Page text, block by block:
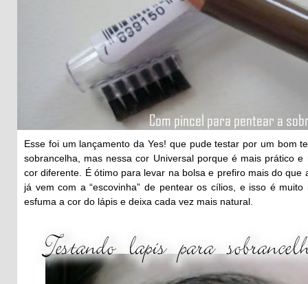
Esse foi um lançamento da Yes! que pude testar por um bom
sobrancelha, mas nessa cor Universal porque é mais prático
cor diferente. É ótimo para levar na bolsa e prefiro mais do
já vem com a “escovinha” de pentear os cílios, e isso é
esfuma a cor do lápis e deixa cada vez mais natural.